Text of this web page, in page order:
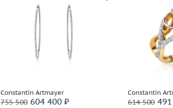
Constantin Artmayer
755 500604 400 ₽
золото 585 пробы
Подробнее
Constantin
614 500491
Материал